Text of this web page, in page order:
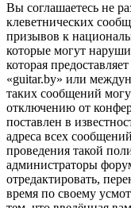
Вы соглашаетесь не
клеветнических
призывов к
которые могут
которая
«guitar.by» или
таких сообщений
отключению от
поставлен в
адреса всех
проведения такой
администраторы
отредактировать,
время по своему